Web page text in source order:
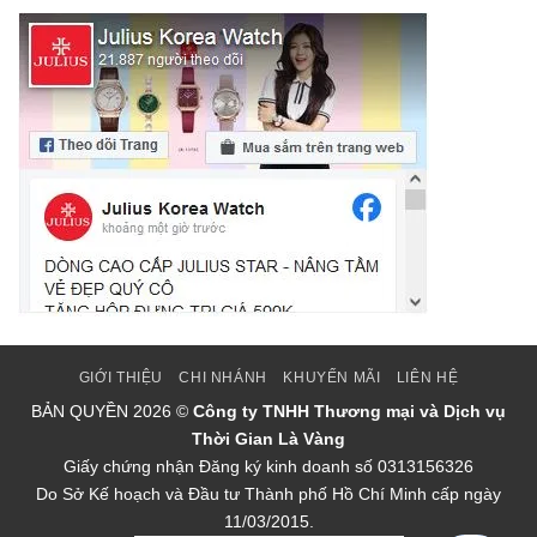
GIỚI THIỆU CHI NHÁNH KHUYẾN MÃI LIÊN HỆ
BẢN QUYỀN 2026 © Công ty TNHH Thương mại và Dịch vụ
Thời Gian Là Vàng
Giấy chứng nhận Đăng ký kinh doanh số 0313156326
Do Sở Kế hoạch và Đầu tư Thành phố Hồ Chí Minh cấp ngày
11/03/2015.